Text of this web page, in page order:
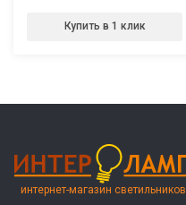
Купить в 1 клик
интернет-магазин светильников